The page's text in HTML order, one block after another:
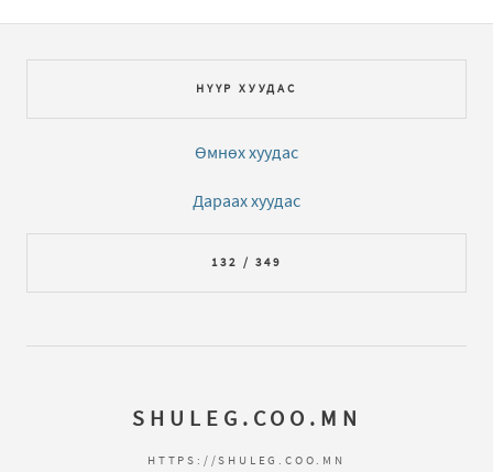
НҮҮР ХУУДАС
Өмнөх хуудас
Дараах хуудас
132 / 349
SHULEG.COO.MN
HTTPS://SHULEG.COO.MN